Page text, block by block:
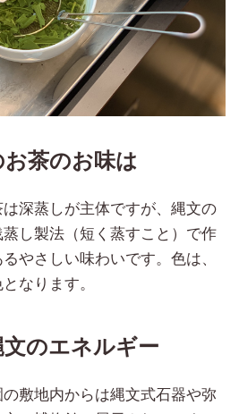
茶のお味は
深蒸しが主体ですが、縄文の
し製法（短く蒸すこと）で作
やさしい味わいです。色は、
なります。
のエネルギー
敷地内からは縄文式石器や弥